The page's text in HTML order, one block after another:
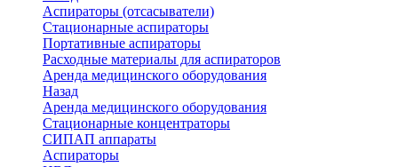
Аспираторы (отсасыватели)
Стационарные аспираторы
Портативные аспираторы
Расходные материалы для аспираторов
Аренда медицинского оборудования
Назад
Аренда медицинского оборудования
Стационарные концентраторы
СИПАП аппараты
Аспираторы